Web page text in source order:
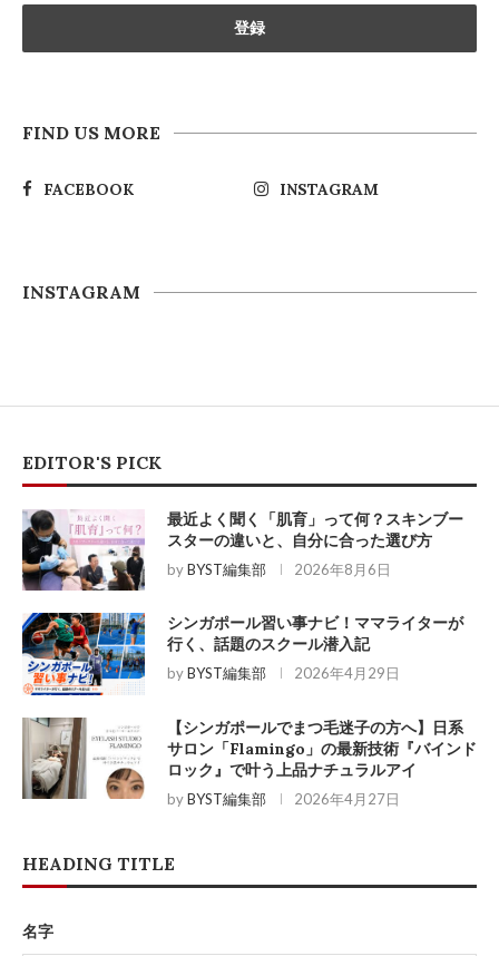
FIND US MORE
FACEBOOK INSTAGRAM
INSTAGRAM
EDITOR'S PICK
最近よく聞く「肌育」って何？スキンブー
スターの違いと、自分に合った選び方
byBYST編集部 2026年8月6日
シンガポール習い事ナビ！ママライターが
行く、話題のスクール潜入記
byBYST編集部 2026年4月29日
【シンガポールでまつ毛迷子の方へ】日系
サロン「Flamingo」の最新技術『バインド
ロック』で叶う上品ナチュラルアイ
byBYST編集部 2026年4月27日
HEADING TITLE
名字